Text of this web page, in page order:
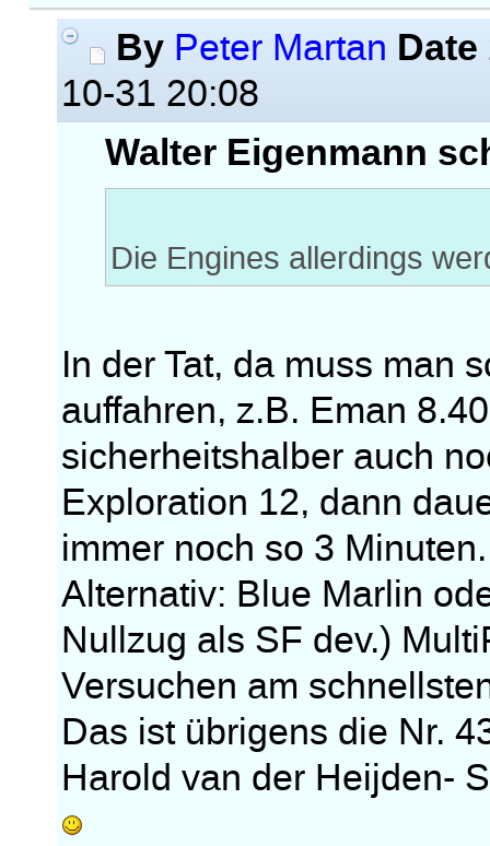
By Peter Martan Date
10-31 20:08
Walter Eigenmann
Die Engines allerdings
In der Tat, da muss man
auffahren, z.B. Eman
sicherheitshalber auch
Exploration 12, dann
immer noch so 3 Minuten.
Alternativ: Blue Marlin
Nullzug als SF dev.)
Versuchen am
Das ist übrigens die Nr.
Harold van der Heijden-